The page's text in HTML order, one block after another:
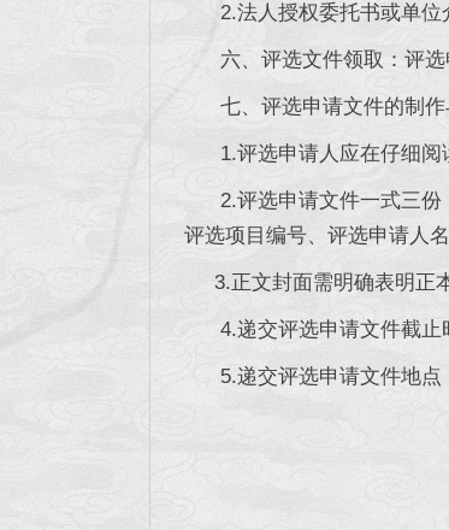
2.法人授权委托书或单位
六、评选文件领取：评选
七、评选申请文件的制作
1.评选申请人应在仔细阅
2.评选申请文件一式三份
评选项目编号、评选申请人
3.正文封面需明确表明正
4.递交评选申请文件截止
5.递交评选申请文件地点：